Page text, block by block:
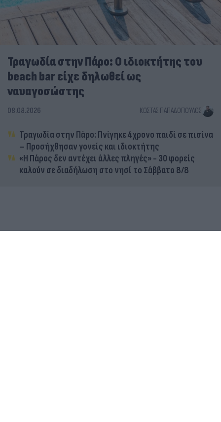
Τραγωδία στην Πάρο: Ο ιδιοκτήτης του
beach bar είχε δηλωθεί ως
ναυαγοσώστης
08.08.2026 ΚΏΣΤΑΣ ΠΑΠΑΔΌΠΟΥΛΟΣ
Τραγωδία στην Πάρο: Πνίγηκε 4χρονο παιδί σε πισίνα
– Προσήχθησαν γονείς και ιδιοκτήτης
«Η Πάρος δεν αντέχει άλλες πληγές» - 30 φορείς
καλούν σε διαδήλωση στο νησί το Σάββατο 8/8